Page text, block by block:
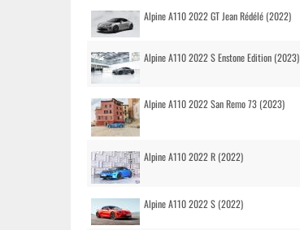
Alpine A110 2022 GT Jean Rédélé (2022)
Alpine A110 2022 S Enstone Edition (2023)
Alpine A110 2022 San Remo 73 (2023)
Alpine A110 2022 R (2022)
Alpine A110 2022 S (2022)